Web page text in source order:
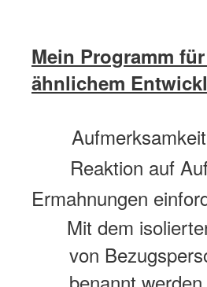
Mein Programm
ähnlichem
Reaktion auf
Ermahnungen
Mit dem
von